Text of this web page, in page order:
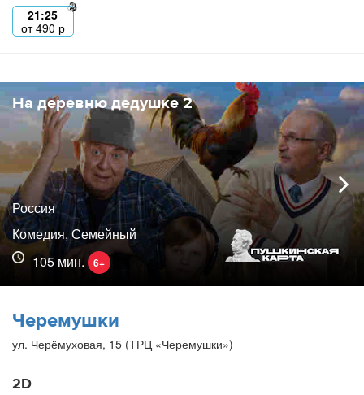
21:25
от490 р
На деревню дедушке 2
Россия
Комедия, Семейный
105 мин.
6+
Черемушки
ул. Черёмуховая, 15 (ТРЦ «Черемушки»)
2D